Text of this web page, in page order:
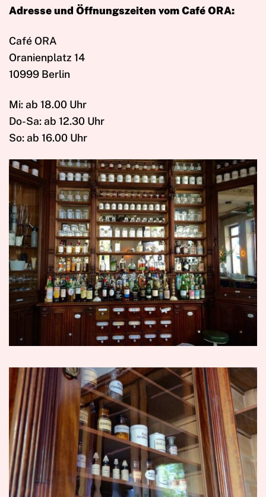
Adresse und Öffnungszeiten vom Café ORA:
Café ORA
Oranienplatz 14
10999 Berlin
Mi: ab 18.00 Uhr
Do-Sa: ab 12.30 Uhr
So: ab 16.00 Uhr